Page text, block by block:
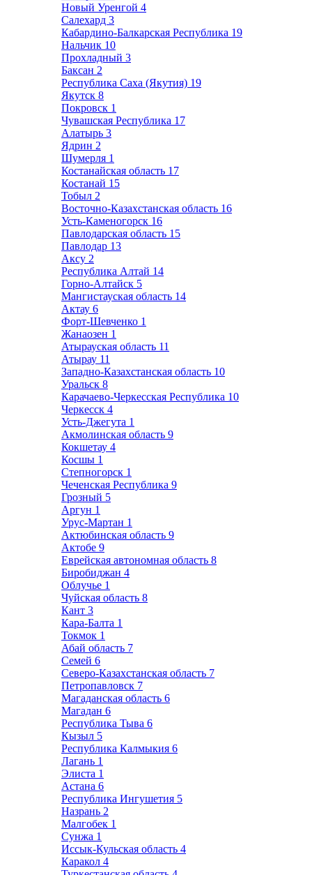
Новый Уренгой 4
Салехард 3
Кабардино-Балкарская Республика 19
Нальчик 10
Прохладный 3
Баксан 2
Республика Саха (Якутия) 19
Якутск 8
Покровск 1
Чувашская Республика 17
Алатырь 3
Ядрин 2
Шумерля 1
Костанайская область 17
Костанай 15
Тобыл 2
Восточно-Казахстанская область 16
Усть-Каменогорск 16
Павлодарская область 15
Павлодар 13
Аксу 2
Республика Алтай 14
Горно-Алтайск 5
Мангистауская область 14
Актау 6
Форт-Шевченко 1
Жанаозен 1
Атырауская область 11
Атырау 11
Западно-Казахстанская область 10
Уральск 8
Карачаево-Черкесская Республика 10
Черкесск 4
Усть-Джегута 1
Акмолинская область 9
Кокшетау 4
Косшы 1
Степногорск 1
Чеченская Республика 9
Грозный 5
Аргун 1
Урус-Мартан 1
Актюбинская область 9
Актобе 9
Еврейская автономная область 8
Биробиджан 4
Облучье 1
Чуйская область 8
Кант 3
Кара-Балта 1
Токмок 1
Абай область 7
Семей 6
Северо-Казахстанская область 7
Петропавловск 7
Магаданская область 6
Магадан 6
Республика Тыва 6
Кызыл 5
Республика Калмыкия 6
Лагань 1
Элиста 1
Астана 6
Республика Ингушетия 5
Назрань 2
Малгобек 1
Сунжа 1
Иссык-Кульская область 4
Каракол 4